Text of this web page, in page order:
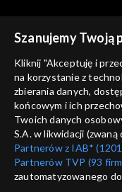
Szanujemy Twoją
Kliknij "Akceptuję i
na korzystanie z
zbierania danych,
końcowym i ich
Twoich danych
S.A. w likwidacji (zwaną
Partnerów z IAB*
Partnerów TVP (93
zautomatyzowanego